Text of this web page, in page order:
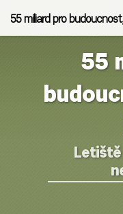
55 miliard pro
55
Letiště